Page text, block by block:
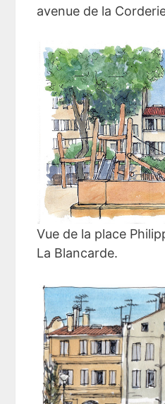
avenue de la
Vue de la place
La Blancarde.